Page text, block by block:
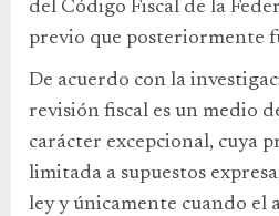
del Código Fiscal de la
previo que posteriormente
De acuerdo con la
revisión fiscal es un medio
carácter excepcional, cuya
limitada a supuestos
ley y únicamente cuando el